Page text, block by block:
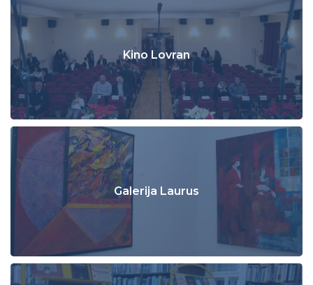
Kino Lovran
Galerija Laurus